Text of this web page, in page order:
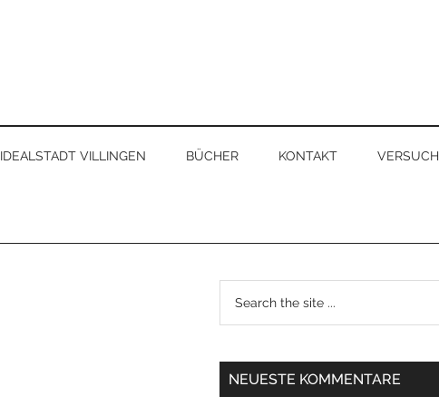
IDEALSTADT VILLINGEN BÜCHER KONTAKT VERSUCH
NEUESTE KOMMENTARE